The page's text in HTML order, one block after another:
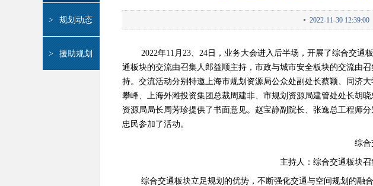
> 规划动态
> 援助规划
2022-11-30 12:39:00
2022年11 月 23、 24 日，业务大会进入后半场，开展了综合交通
通板块的交流由召集人郎益顺主持，市政与城市安全板块的交流由
持。交流活动分别特邀上海市规划资源局公众处副处长蔡颖、同济
攀峰、上海外滩投资集团总裁周建非、市规划资源局建管处处长胡
资源局局长周芳珍提供了书面意见。赵宝静副院长、张逸总工程师
忠民参加了活动。
综合
主持人：综合交通板块
综合交通板块立足规划的优势，不断强化交通与空间规划的融